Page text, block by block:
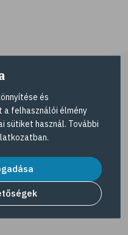
listáját és
oldalon
és
felhasználói élmény
sütiket használ. További
.